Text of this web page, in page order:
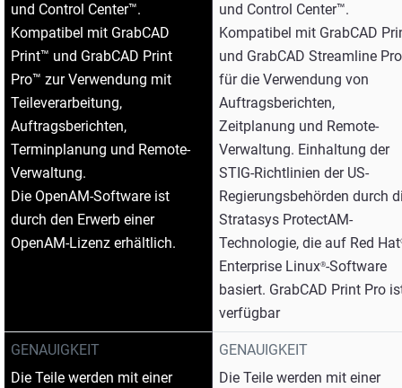
und Control Center™.
Kompatibel mit GrabCAD
Print™ und GrabCAD Print
Pro™ zur Verwendung mit
Teileverarbeitung,
Auftragsberichten,
Terminplanung und Remote-
Verwaltung.
Die OpenAM-Software ist
durch den Erwerb einer
OpenAM-Lizenz erhältlich.
GENAUIGKEIT
Die Teile werden mit einer
und Control Center™.
Kompatibel mit GrabCAD
und GrabCAD Streamline
für die Verwendung von
Auftragsberichten,
Zeitplanung und Remote-
Verwaltung. Einhaltung der
STIG-Richtlinien der US-
Regierungsbehörden durch
Stratasys ProtectAM-
Technologie, die auf Red Hat
Enterprise Linux®-Software
basiert. GrabCAD Print Pro
verfügbar
GENAUIGKEIT
Die Teile werden mit einer